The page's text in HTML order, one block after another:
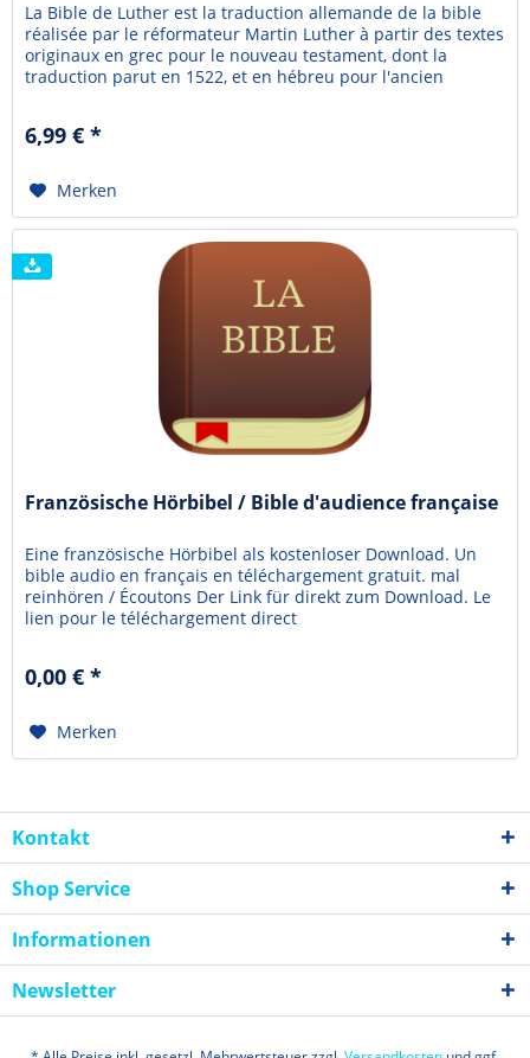
La Bible de Luther est la traduction allemande de la bible
réalisée par le réformateur Martin Luther à partir des textes
originaux en grec pour le nouveau testament, dont la
traduction parut en 1522, et en hébreu pour l'ancien
Bible complète en allemand. Ce...
6,99 € *
Merken
Französische Hörbibel / Bible d'audience française
Eine französische Hörbibel als kostenloser Download. Un
bible audio en français en téléchargement gratuit. mal
reinhören / Écoutons Der Link für direkt zum Download. Le
lien pour le téléchargement direct
0,00 € *
Merken
Kontakt
Shop Service
Informationen
Newsletter